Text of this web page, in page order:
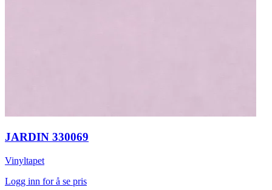
JARDIN 330069
Vinyltapet
Logg inn for å se pris